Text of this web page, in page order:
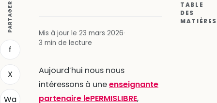
PARTAGER
f
X
Wa
Mis à jour le 23 mars 2026·
3 min de lecture
Aujourd’hui nous nous
intéressons à uneenseignante
partenaire lePERMISLIBRE,
TABLE
DES
MATIÈRES